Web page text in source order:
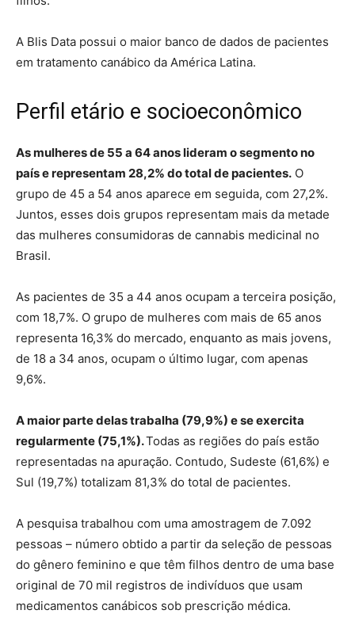
A Blis Data possui o maior banco de dados de pacientes
em tratamento canábico da América Latina.
Perfil etário e socioeconômico
As mulheres de 55 a 64 anos lideram o segmento no
país e representam 28,2% do total de pacientes. O
grupo de 45 a 54 anos aparece em seguida, com 27,2%.
Juntos, esses dois grupos representam mais da metade
das mulheres consumidoras de cannabis medicinal no
Brasil.
As pacientes de 35 a 44 anos ocupam a terceira posição,
com 18,7%. O grupo de mulheres com mais de 65 anos
representa 16,3% do mercado, enquanto as mais jovens,
de 18 a 34 anos, ocupam o último lugar, com apenas
9,6%.
A maior parte delas trabalha (79,9%) e se exercita
regularmente (75,1%).Todas as regiões do país estão
representadas na apuração. Contudo, Sudeste (61,6%) e
Sul (19,7%) totalizam 81,3% do total de pacientes.
A pesquisa trabalhou com uma amostragem de 7.092
pessoas – número obtido a partir da seleção de pessoas
do gênero feminino e que têm filhos dentro de uma base
original de 70 mil registros de indivíduos que usam
medicamentos canábicos sob prescrição médica.